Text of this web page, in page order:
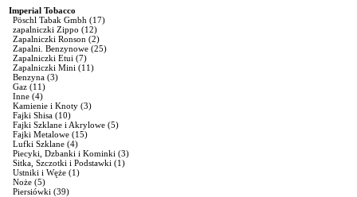
Imperial Tobacco
Pöschl Tabak Gmbh (17)
zapalniczki Zippo (12)
Zapalniczki Ronson (2)
Zapalni. Benzynowe (25)
Zapalniczki Etui (7)
Zapalniczki Mini (11)
Benzyna (3)
Gaz (11)
Inne (4)
Kamienie i Knoty (3)
Fajki Shisa (10)
Fajki Szklane i Akrylowe (5)
Fajki Metalowe (15)
Lufki Szklane (4)
Piecyki, Dzbanki i Kominki (3)
Sitka, Szczotki i Podstawki (1)
Ustniki i Węże (1)
Noże (5)
Piersiówki (39)